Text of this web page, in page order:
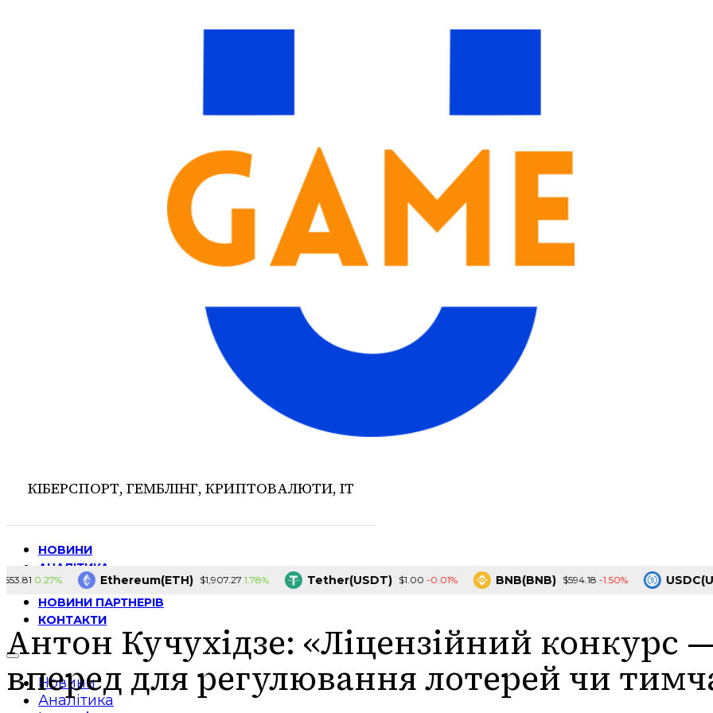
КІБЕРСПОРТ, ГЕМБЛІНГ, КРИПТОВАЛЮТИ, ІТ
НОВИНИ
АНАЛІТИКА
ІНТЕРВ’Ю
НОВИНИ ПАРТНЕРІВ
КОНТАКТИ
Новини
Аналітика
0.27% Ethereum(ETH) $1,907.27 1.78% Tether(USDT) $1.00 -0.01% BNB(BNB) $594.18 -1.50% USDC(USDC)
Антон Кучухідзе: «Ліцензійний конкурс
вперед для регулювання лотерей чи